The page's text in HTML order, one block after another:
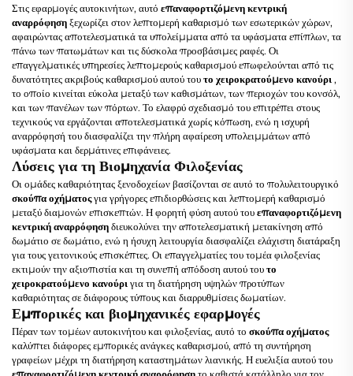
Στις εφαρμογές αυτοκινήτων, αυτό επαναφορτιζόμενη κεντρική
αναρρόφησηξεχωρίζει στον λεπτομερή καθαρισμό των εσωτερικών χώρων,
αφαιρώντας αποτελεσματικά τα υπολείμματα από τα υφάσματα επίπλων, τα
πάνω των πατωμάτων και τις δύσκολα προσβάσιμες ραφές. Οι
επαγγελματικές υπηρεσίες λεπτομερούς καθαρισμού επωφελούνται από τις
δυνατότητες ακριβούς καθαρισμού αυτού τουτο χειροκρατούμενο κανούρι ,
το οποίο κινείται εύκολα μεταξύ των καθισμάτων, των περιοχών του κονσόλ,
και των πανέλων των πόρτων. Το ελαφρύ σχεδιασμό του επιτρέπει στους
τεχνικούς να εργάζονται αποτελεσματικά χωρίς κόπωση, ενώ η ισχυρή
αναρρόφησή του διασφαλίζει την πλήρη αφαίρεση υπολειμμάτων από
υφάσματα και δερμάτινες επιφάνειες.
Λύσεις για τη Βιομηχανία Φιλοξενίας
Οι ομάδες καθαριότητας ξενοδοχείων βασίζονται σε αυτό το πολυλειτουργικό
σκούπα οχήματοςγια γρήγορες επιδιορθώσεις και λεπτομερή καθαρισμό
μεταξύ διαμονών επισκεπτών. Η φορητή φύση αυτού τουεπαναφορτιζόμενη
κεντρική αναρρόφησηδιευκολύνει την αποτελεσματική μετακίνηση από
δωμάτιο σε δωμάτιο, ενώ η ήσυχη λειτουργία διασφαλίζει ελάχιστη διατάραξη
για τους γειτονικούς επισκέπτες. Οι επαγγελματίες του τομέα φιλοξενίας
εκτιμούν την αξιοπιστία και τη συνεπή απόδοση αυτού τουτο
χειροκρατούμενο κανούρι για τη διατήρηση υψηλών προτύπων
καθαριότητας σε διάφορους τύπους και διαρρυθμίσεις δωματίων.
Εμπορικές και βιομηχανικές εφαρμογές
Πέραν των τομέων αυτοκινήτου και φιλοξενίας, αυτό το σκούπα οχήματος
καλύπτει διάφορες εμπορικές ανάγκες καθαρισμού, από τη συντήρηση
γραφείων μέχρι τη διατήρηση καταστημάτων λιανικής. Η ευελιξία αυτού του